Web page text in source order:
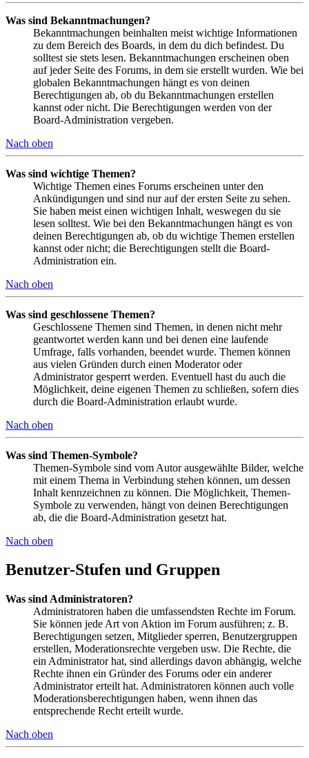
Was sind Bekanntmachungen?
Bekanntmachungen beinhalten meist wichtige Informationen
zu dem Bereich des Boards, in dem du dich befindest. Du
solltest sie stets lesen. Bekanntmachungen erscheinen oben
auf jeder Seite des Forums, in dem sie erstellt wurden. Wie bei
globalen Bekanntmachungen hängt es von deinen
Berechtigungen ab, ob du Bekanntmachungen erstellen
kannst oder nicht. Die Berechtigungen werden von der
Board-Administration vergeben.
Nach oben
Was sind wichtige Themen?
Wichtige Themen eines Forums erscheinen unter den
Ankündigungen und sind nur auf der ersten Seite zu sehen.
Sie haben meist einen wichtigen Inhalt, weswegen du sie
lesen solltest. Wie bei den Bekanntmachungen hängt es von
deinen Berechtigungen ab, ob du wichtige Themen erstellen
kannst oder nicht; die Berechtigungen stellt die Board-
Administration ein.
Nach oben
Was sind geschlossene Themen?
Geschlossene Themen sind Themen, in denen nicht mehr
geantwortet werden kann und bei denen eine laufende
Umfrage, falls vorhanden, beendet wurde. Themen können
aus vielen Gründen durch einen Moderator oder
Administrator gesperrt werden. Eventuell hast du auch die
Möglichkeit, deine eigenen Themen zu schließen, sofern dies
durch die Board-Administration erlaubt wurde.
Nach oben
Was sind Themen-Symbole?
Themen-Symbole sind vom Autor ausgewählte Bilder, welche
mit einem Thema in Verbindung stehen können, um dessen
Inhalt kennzeichnen zu können. Die Möglichkeit, Themen-
Symbole zu verwenden, hängt von deinen Berechtigungen
ab, die die Board-Administration gesetzt hat.
Nach oben
Benutzer-Stufen und Gruppen
Was sind Administratoren?
Administratoren haben die umfassendsten Rechte im Forum.
Sie können jede Art von Aktion im Forum ausführen; z. B.
Berechtigungen setzen, Mitglieder sperren, Benutzergruppen
erstellen, Moderationsrechte vergeben usw. Die Rechte, die
ein Administrator hat, sind allerdings davon abhängig, welche
Rechte ihnen ein Gründer des Forums oder ein anderer
Administrator erteilt hat. Administratoren können auch volle
Moderationsberechtigungen haben, wenn ihnen das
entsprechende Recht erteilt wurde.
Nach oben